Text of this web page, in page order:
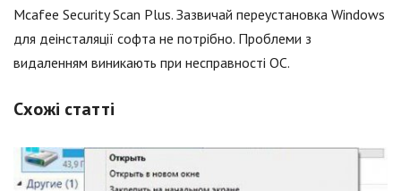
Mcafee Security Scan Plus. Зазвичай переустановка Windows
для деінсталяції софта не потрібно. Проблеми з
видаленням виникають при несправності ОС.
Схожі статті